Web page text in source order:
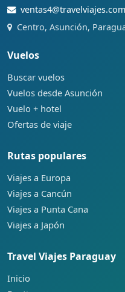
Centro, Asunción,
Vuelos
Buscar vuelos
Vuelos desde Asunción
Vuelo + hotel
Ofertas de viaje
Rutas populares
Viajes a Europa
Viajes a Cancún
Viajes a Punta Cana
Viajes a Japón
Travel Viajes Paraguay
Inicio